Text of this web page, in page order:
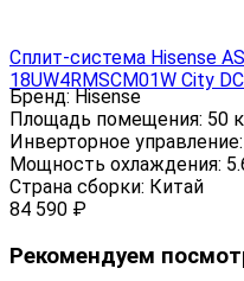
Сплит-система Hisense
18UW4RMSCM01W City
Бренд: Hisense
Площадь помещения: 50
Инверторное управление:
Мощность охлаждения:
Страна сборки: Китай
84 590 ₽
Рекомендуем